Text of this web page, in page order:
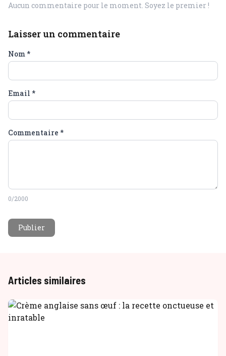
Aucun commentaire pour le moment. Soyez le premier !
Laisser un commentaire
Nom*
Email *
Commentaire *
0/2000
Publier
Articles similaires